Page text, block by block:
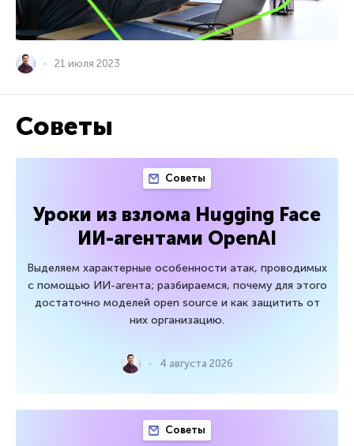
21 июля 2023
Советы
Советы
Уроки из взлома Hugging Face
ИИ-агентами OpenAI
Выделяем характерные особенности атак, проводимых
с помощью ИИ-агента; разбираемся, почему для этого
достаточно моделей open source и как защитить от
них организацию.
4 августа 2026
Советы